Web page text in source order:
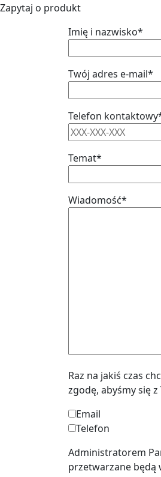
Zapytaj o produkt
Imię i nazwisko*
Twój adres e-mail*
Telefon
Temat*
Wiadomość*
Raz na jakiś czas
zgodę, abyśmy się
Email
Telefon
Administratorem
przetwarzane będą